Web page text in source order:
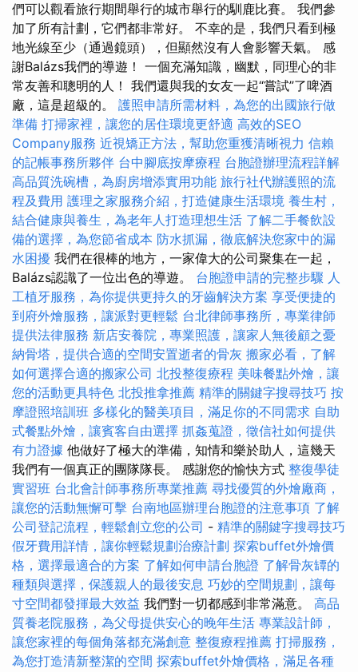
們可以觀看旅行期間舉行的城市舉行的馴鹿比賽。 我們參
加了所有計劃，它們都非常好。 不幸的是，我們只看到極
地光線至少（通過鏡頭），但顯然沒有人會影響天氣。 感
謝Balázs我們的導遊！ 一個充滿知識，幽默，同理心的非
常友善和聰明的人！ 我們還與我的女友一起“嘗試”了啤酒
廠，這是超級的。 護照申請所需材料，為您的出國旅行做
準備 打掃家裡，讓您的居住環境更舒適 高效的SEO
Company服務 近視矯正方法，幫助您重獲清晰視力 信賴
的記帳事務所夥伴 台中腳底按摩療程 台胞證辦理流程詳解
高品質洗碗槽，為廚房增添實用功能 旅行社代辦護照的流
程及費用 護理之家服務介紹，打造健康生活環境 養生村，
結合健康與養生，為老年人打造理想生活 了解二手餐飲設
備的選擇，為您節省成本 防水抓漏，徹底解決您家中的漏
水困擾 我們在很棒的地方，一家偉大的公司聚集在一起，
Balázs認識了一位出色的導遊。 台胞證申請的完整步驟 人
工植牙服務，為你提供更持久的牙齒解決方案 享受便捷的
到府外燴服務，讓派對更輕鬆 台北律師事務所，專業律師
提供法律服務 新店安養院，專業照護，讓家人無後顧之憂
納骨塔，提供合適的空間安置逝者的骨灰 搬家必看，了解
如何選擇合適的搬家公司 北投整復療程 美味餐點外燴，讓
您的活動更具特色 北投推拿推薦 精準的關鍵字搜尋技巧 按
摩證照培訓班 多樣化的醫美項目，滿足你的不同需求 自助
式餐點外燴，讓賓客自由選擇 抓姦蒐證，徵信社如何提供
有力證據 他做好了極大的準備，知情和樂於助人，這幾天
我們有一個真正的團隊隊長。 感謝您的愉快方式 整復學徒
實習班 台北會計師事務所專業推薦 尋找優質的外燴廠商，
讓您的活動無懈可擊 台南地區辦理台胞證的注意事項 了解
公司登記流程，輕鬆創立您的公司 - 精準的關鍵字搜尋技巧
假牙費用詳情，讓你輕鬆規劃治療計劃 探索buffet外燴價
格，選擇最適合的方案 了解如何申請台胞證 了解骨灰罈的
種類與選擇，保護親人的最後安息 巧妙的空間規劃，讓每
寸空間都發揮最大效益 我們對一切都感到非常滿意。 高品
質養老院服務，為父母提供安心的晚年生活 專業設計師，
讓您家裡的每個角落都充滿創意 整復療程推薦 打掃服務，
為您打造清新整潔的空間 探索buffet外燴價格，滿足各種